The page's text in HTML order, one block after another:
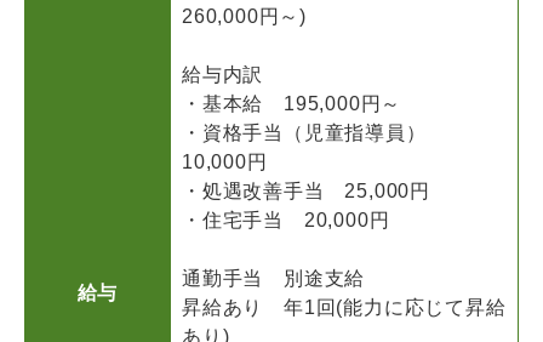
給与
260,000円～)
給与内訳
・基本給 195,000円～
・資格手当（児童指導員）
10,000円
・処遇改善手当 25,000円
・住宅手当 20,000円
通勤手当 別途支給
昇給あり 年1回(能力に応じて昇給
あり)